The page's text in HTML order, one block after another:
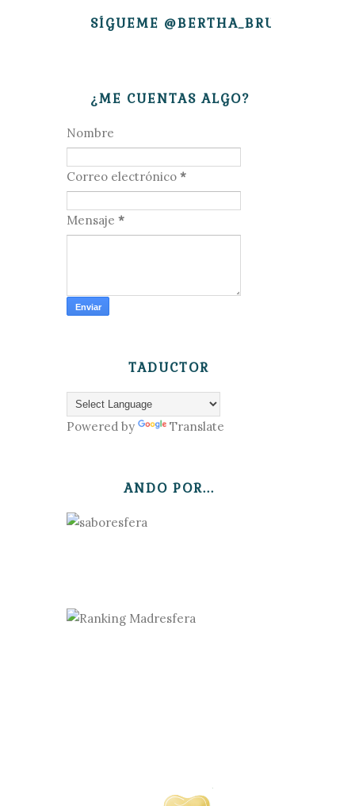
SÍGUEME @BERTHA_BRUJITA
¿ME CUENTAS ALGO?
Nombre
Correo electrónico *
Mensaje *
TADUCTOR
Powered by Translate
ANDO POR...